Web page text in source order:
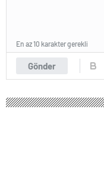
Gönder
En az 10 karakter gerekli